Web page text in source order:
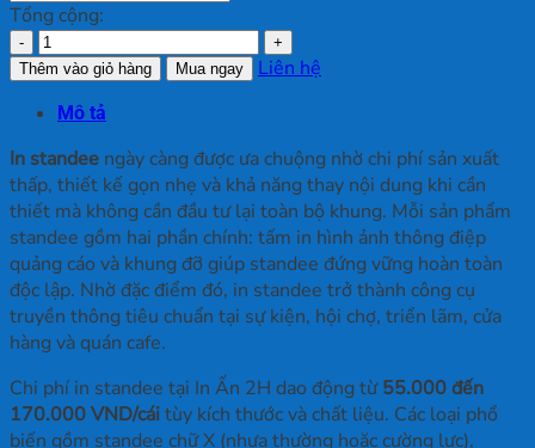
Tổng cộng:
In
Standee
lượng
Thêm vào giỏ hàng Mua ngay Liên hệ
Mô tả
In standee ngày càng được ưa chuộng nhờ chi phí sản xuất
thấp, thiết kế gọn nhẹ và khả năng thay nội dung khi cần
thiết mà không cần đầu tư lại toàn bộ khung. Mỗi sản phẩm
standee gồm hai phần chính: tấm in hình ảnh thông điệp
quảng cáo và khung đỡ giúp standee đứng vững hoàn toàn
độc lập. Nhờ đặc điểm đó, in standee trở thành công cụ
truyền thông tiêu chuẩn tại sự kiện, hội chợ, triển lãm, cửa
hàng và quán cafe.
Chi phí in standee tại In Ấn 2H dao động từ55.000 đến
170.000 VND/cáitùy kích thước và chất liệu. Các loại phổ
biến gồm standee chữ X (nhựa thường hoặc cường lực),